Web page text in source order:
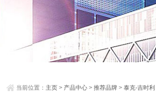
当前位置： 主页> 产品中心> 推荐品牌> 泰克-吉时利